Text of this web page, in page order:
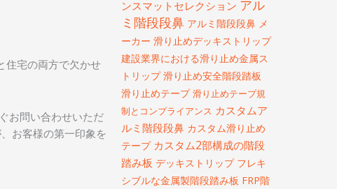
住宅の両方で欠かせ
お問い合わせいただ
お客様の第一印象を
ンスマットセレクション アル
ミ階段段鼻 アルミ階段段鼻 メ
ーカー 滑り止めデッキストリップ
建設業界における滑り止め金属ス
トリップ 滑り止め安全階段踏板
滑り止めテープ 滑り止めテープ規
制とコンプライアンス カスタムア
ルミ階段段鼻 カスタム滑り止め
テープ カスタム2部構成の階段
踏み板 デッキストリップ フレキ
シブルな金属製階段踏み板 FRP階